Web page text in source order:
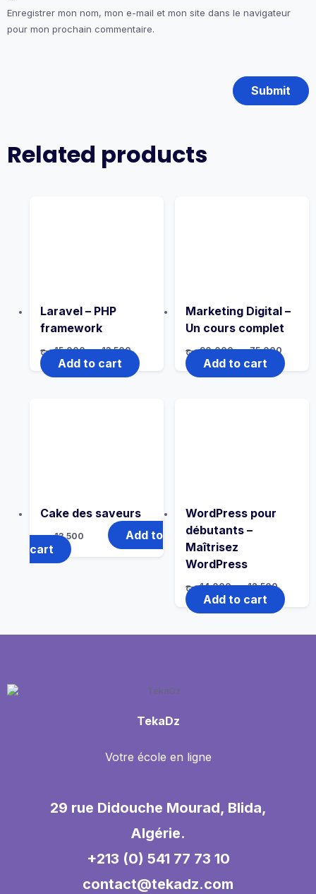
Enregistrer mon nom, mon e-mail et mon site dans le navigateur
pour mon prochain commentaire.
Related products
Laravel – PHP
framework
15,000 د.ج 13,500 د.ج
Add to cart
Marketing Digital –
Un cours complet
90,000 د.ج 75,000 د.ج
Add to cart
Cake des saveurs
13,500 د.ج
Add to
cart
WordPress pour
débutants –
Maîtrisez
WordPress
14,000 د.ج 12,500 د.ج
Add to cart
TekaDz
Votre école en ligne
29 rue Didouche Mourad, Blida,
Algérie.
+213 (0) 541 77 73 10
contact@tekadz.com